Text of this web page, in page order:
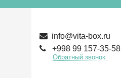
info@vita-box.ru
+998 99 157-35-58
Обратный звонок